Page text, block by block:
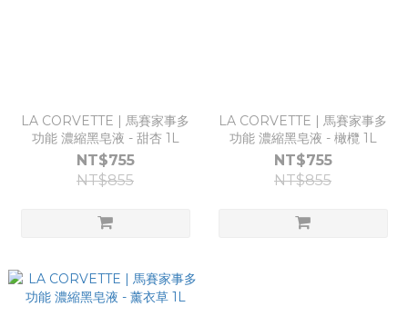
LA CORVETTE | ⾺賽家事多
功能 濃縮⿊皂液 - 甜杏 1L
NT$755
NT$855
LA CORVETTE | ⾺賽家事多
功能 濃縮⿊皂液 - 橄欖 1L
NT$755
NT$855